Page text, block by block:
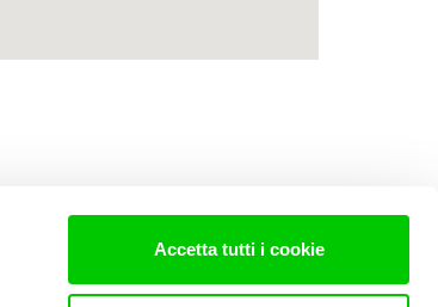
Accetta tutti i cookie